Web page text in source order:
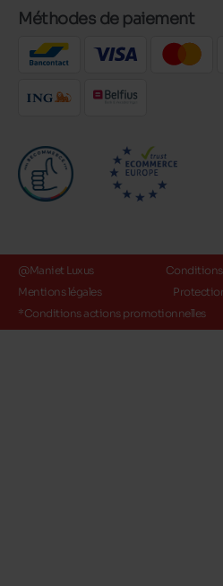
Méthodes de paiement
@Maniet Luxus
Conditions
Mentions légales
*Conditions actions promotionnelles